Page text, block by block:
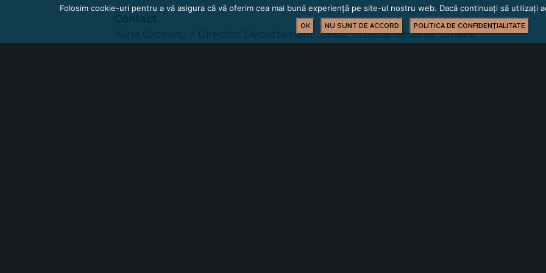
Alina Groșanu – Director Departament Juridic Arbitraj Resurse Umane
Folosim cookie-uri pentru a vă asigura că vă oferim cea mai bună experiență pe site-ul nostru web. Dacă continuați să
OK NU SUNT DE ACCORD POLITICA DE CONFIDENȚIALITATE